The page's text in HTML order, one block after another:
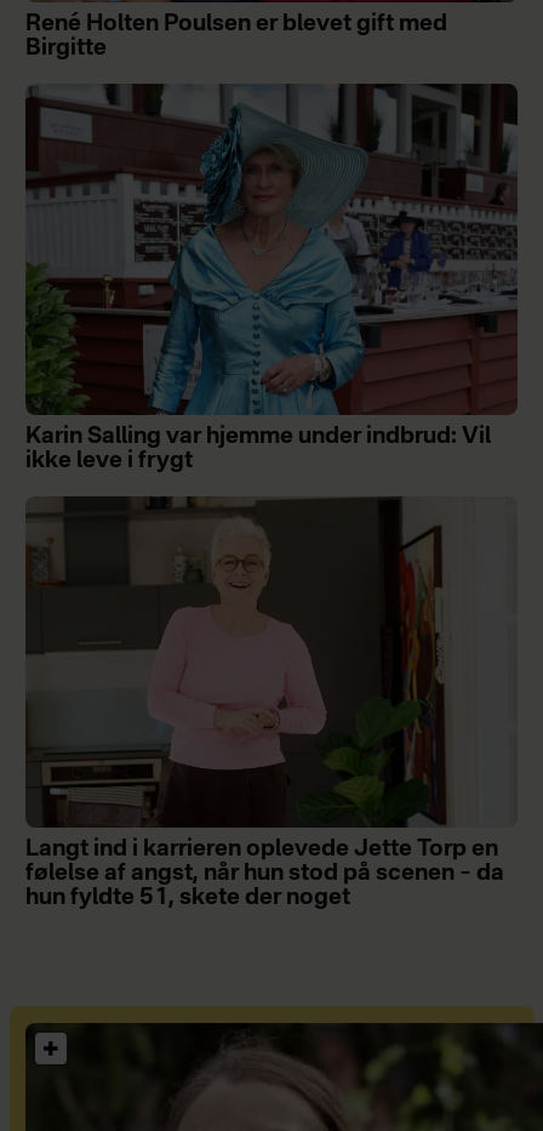
René Holten Poulsen er blevet gift med
Birgitte
Karin Salling var hjemme under indbrud: Vil
ikke leve i frygt
Langt ind i karrieren oplevede Jette Torp en
følelse af angst, når hun stod på scenen – da
hun fyldte 51, skete der noget